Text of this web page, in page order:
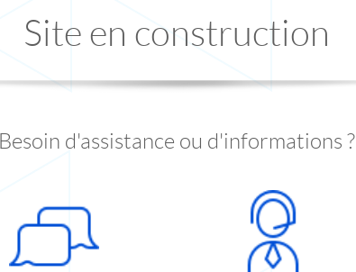
Site en construction
Besoin d'assistance ou d'informations ?